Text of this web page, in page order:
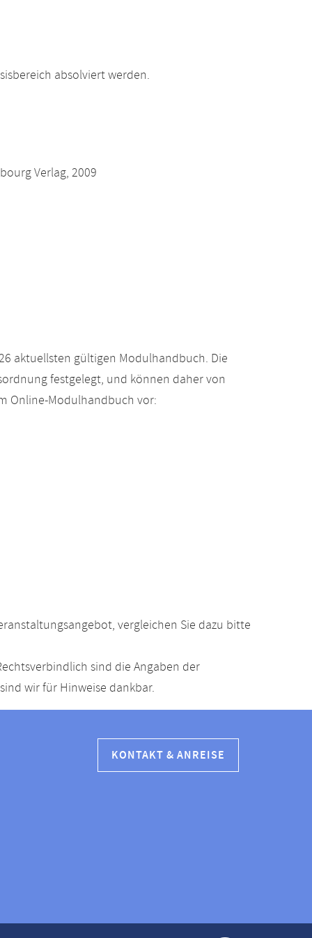
absolviert werden.
Verlag, 2009
aktuellsten gültigen Modulhandbuch. Die
festgelegt, und können daher von
Online-Modulhandbuch vor:
vergleichen Sie dazu bitte
sind die Angaben der
wir für Hinweise dankbar.
KONTAKT & ANREISE